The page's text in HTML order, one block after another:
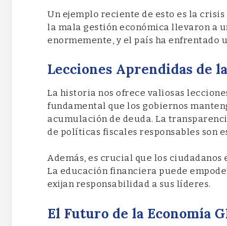
Un ejemplo reciente de esto es la
la mala gestión económica llevaron a
enormemente, y el país ha enfrentado
Lecciones Aprendidas de
La historia nos ofrece valiosas
fundamental que los gobiernos
acumulación de deuda. La
de políticas fiscales responsables son
Además, es crucial que los
La educación financiera puede
exijan responsabilidad a sus líderes.
El Futuro de la Economía